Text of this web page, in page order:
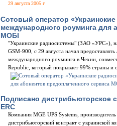
29 августа 2005 г
Сотовый оператор
международного роуминга для
МОБІ
"Украинские радиосистемы" (ЗАО «УРС»),
GSM-900, с 29 августа начал
международного роуминга в Чехии,
Republic, который покрывает 99% страны и
Подписано дистрибьюторское
ERC
Компания MGE UPS Systems,
дистрибьюторский контракт с украинской